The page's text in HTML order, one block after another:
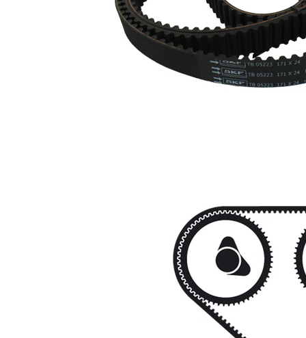
artículo
Libreta de
mantenimiento
SKF01629 1
SKF01154